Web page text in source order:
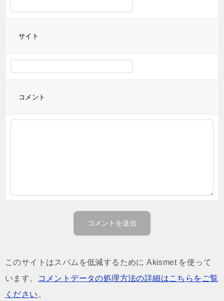
サイト
コメント
このサイトはスパムを低減するために Akismet を使って
います。
コメントデータの処理方法の詳細はこちらをご覧
ください 。